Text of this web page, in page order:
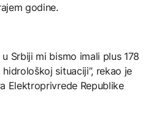
godine.
Srbiji mi bismo imali plus 178
situaciji”, rekao je
Elektroprivrede Republike